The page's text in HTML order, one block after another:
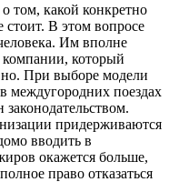
том, какой конкретно
стоит. В этом вопросе
Им вполне
компании, который
При выборе модели
междугородних поездах
придерживаются
вводить в
окажется больше,
право отказаться